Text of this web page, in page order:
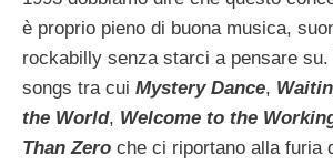
è proprio pieno di buona musica,
rockabilly senza starci a pensare su.
songs tra cui Mystery Dance,
the World, Welcome to the
Than Zero che ci riportano alla furia